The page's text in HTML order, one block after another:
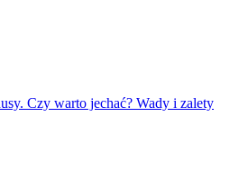
Czy warto jechać? Wady i zalety